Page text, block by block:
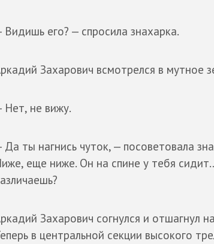
Видишь его? — спросила знахарка.
Захарович всмотрелся в мутное
Нет, не вижу.
Да ты нагнись чуток, — посоветовала
еще ниже. Он на спине у тебя
Захарович согнулся и отшагнул
в центральной секции высокого